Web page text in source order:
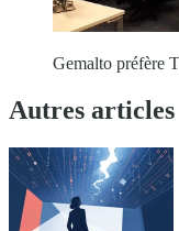
Gemalto préfère
Autres articles